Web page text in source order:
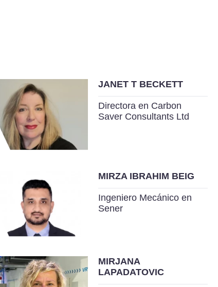
JANET T BECKETT
Directora en Carbon
Saver Consultants Ltd
MIRZA IBRAHIM BEIG
Ingeniero Mecánico en
Sener
MIRJANA
LAPADATOVIC